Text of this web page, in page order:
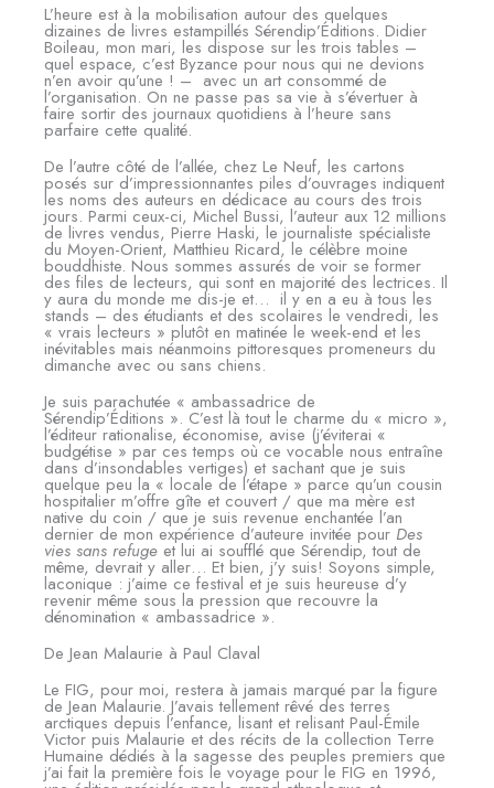
L’heure est à la mobilisation autour des quelques
dizaines de livres estampillés Sérendip’Éditions. Didier
Boileau, mon mari, les dispose sur les trois tables –
quel espace, c’est Byzance pour nous qui ne devions
n’en avoir qu’une ! – avec un art consommé de
l’organisation. On ne passe pas sa vie à s’évertuer à
faire sortir des journaux quotidiens à l’heure sans
parfaire cette qualité.
De l’autre côté de l’allée, chez Le Neuf, les cartons
posés sur d’impressionnantes piles d’ouvrages indiquent
les noms des auteurs en dédicace au cours des trois
jours. Parmi ceux-ci, Michel Bussi, l’auteur aux 12 millions
de livres vendus, Pierre Haski, le journaliste spécialiste
du Moyen-Orient, Matthieu Ricard, le célèbre moine
bouddhiste. Nous sommes assurés de voir se former
des files de lecteurs, qui sont en majorité des lectrices. Il
y aura du monde me dis-je et… il y en a eu à tous les
stands – des étudiants et des scolaires le vendredi, les
« vrais lecteurs » plutôt en matinée le week-end et les
inévitables mais néanmoins pittoresques promeneurs du
dimanche avec ou sans chiens.
Je suis parachutée « ambassadrice de
Sérendip’Éditions ». C’est là tout le charme du « micro »,
l’éditeur rationalise, économise, avise (j’éviterai «
budgétise » par ces temps où ce vocable nous entraîne
dans d’insondables vertiges) et sachant que je suis
quelque peu la « locale de l’étape » parce qu’un cousin
hospitalier m’offre gîte et couvert / que ma mère est
native du coin / que je suis revenue enchantée l’an
dernier de mon expérience d’auteure invitée pour Des
vies sans refuge et lui ai soufflé que Sérendip, tout de
même, devrait y aller… Et bien, j’y suis! Soyons simple,
laconique : j’aime ce festival et je suis heureuse d’y
revenir même sous la pression que recouvre la
dénomination « ambassadrice ».
De Jean Malaurie à Paul Claval
Le FIG, pour moi, restera à jamais marqué par la figure
de Jean Malaurie. J’avais tellement rêvé des terres
arctiques depuis l’enfance, lisant et relisant Paul-Émile
Victor puis Malaurie et des récits de la collection Terre
Humaine dédiés à la sagesse des peuples premiers que
j’ai fait la première fois le voyage pour le FIG en 1996,